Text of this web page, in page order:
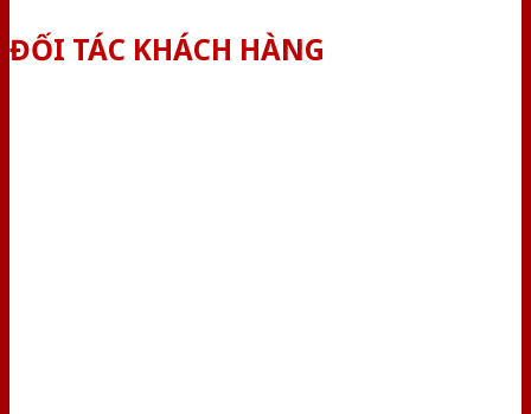
ĐỐI TÁC KHÁCH HÀNG